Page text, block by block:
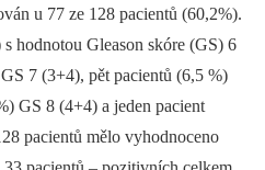
u 77 ze 128 pacientů (60,2%).
hodnotou Gleason skóre (GS) 6
7 (3+4), pět pacientů (6,5 %)
GS 8 (4+4) a jeden pacient
pacientů mělo vyhodnoceno